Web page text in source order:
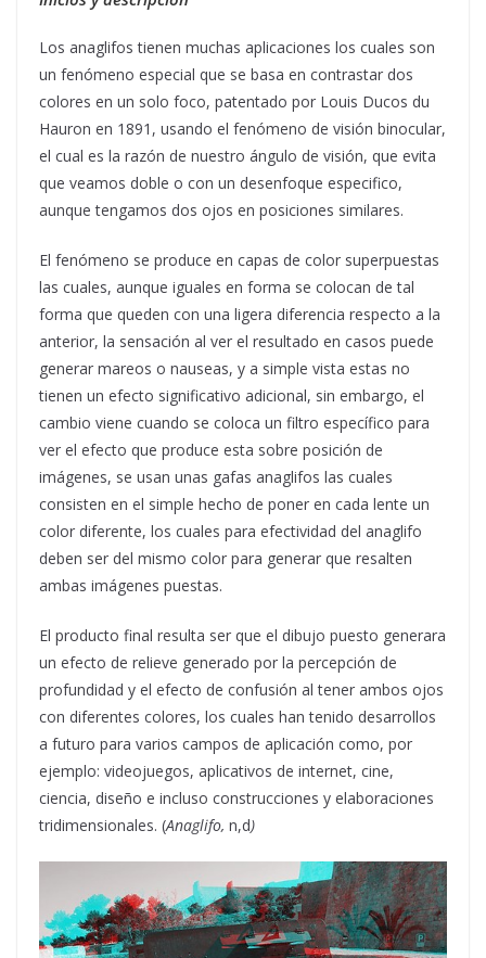
Los anaglifos tienen muchas aplicaciones los cuales son
un fenómeno especial que se basa en contrastar dos
colores en un solo foco, patentado por Louis Ducos du
Hauron en 1891, usando el fenómeno de visión binocular,
el cual es la razón de nuestro ángulo de visión, que evita
que veamos doble o con un desenfoque especifico,
aunque tengamos dos ojos en posiciones similares.
El fenómeno se produce en capas de color superpuestas
las cuales, aunque iguales en forma se colocan de tal
forma que queden con una ligera diferencia respecto a la
anterior, la sensación al ver el resultado en casos puede
generar mareos o nauseas, y a simple vista estas no
tienen un efecto significativo adicional, sin embargo, el
cambio viene cuando se coloca un filtro específico para
ver el efecto que produce esta sobre posición de
imágenes, se usan unas gafas anaglifos las cuales
consisten en el simple hecho de poner en cada lente un
color diferente, los cuales para efectividad del anaglifo
deben ser del mismo color para generar que resalten
ambas imágenes puestas.
El producto final resulta ser que el dibujo puesto generara
un efecto de relieve generado por la percepción de
profundidad y el efecto de confusión al tener ambos ojos
con diferentes colores, los cuales han tenido desarrollos
a futuro para varios campos de aplicación como, por
ejemplo: videojuegos, aplicativos de internet, cine,
ciencia, diseño e incluso construcciones y elaboraciones
tridimensionales. (Anaglifo, n,d)